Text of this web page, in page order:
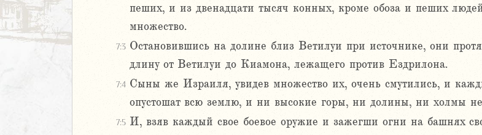
пеших, и из двенадцати тысяч конных, кроме обоза и пеших
множество.
7:3 Остановившись на долине близ Ветилуи при источнике, они
длину от Ветилуи до Киамона, лежащего против Ездрилона.
7:4 Сыны же Израиля, увидев множество их, очень смутились, и
опустошат всю землю, и ни высокие горы, ни долины, ни холмы
7:5 И, взяв каждый свое боевое оружие и зажегши огни на башнях